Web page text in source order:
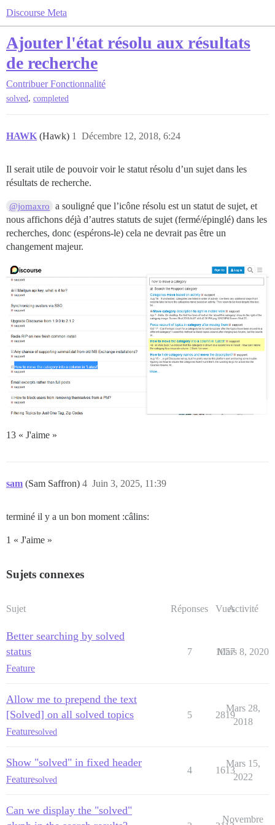
Discourse Meta
Ajouter l'état résolu aux résultats
de recherche
Contribuer Fonctionnalité
solved, completed
HAWK (Hawk) Décembre 12, 2018, 6:24
1
Il serait utile de pouvoir voir le statut résolu d’un sujet dans les
résultats de recherche.
@jomaxro
a souligné que l’icône résolu est un statut de sujet, et
nous affichons déjà d’autres statuts de sujet (fermé/épinglé) dans les
recherches, donc (espérons-le) cela ne devrait pas être un
changement majeur.
13 « J'aime »
sam (Sam Saffron) Juin 3, 2025, 11:39
4
terminé il y a un bon moment :câlins:
1 « J'aime »
Sujets connexes
Sujet Réponses VuesActivité
Better searching by solved
status
Feature
7 1057
Mars 8, 2020
Allow me to prepend the text
[Solved] on all solved topics
Featuresolved
5 2819
Mars 28,
2018
Show "solved" in fixed header
Featuresolved
4 1613
Mars 15,
2022
Can we display the "solved"
Novembre